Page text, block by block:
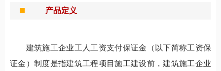
产品定义
建筑施工企业工人工资支付保证金（以下简称工资保
证金）制度是指建筑工程项目施工建设前，建筑施工企业